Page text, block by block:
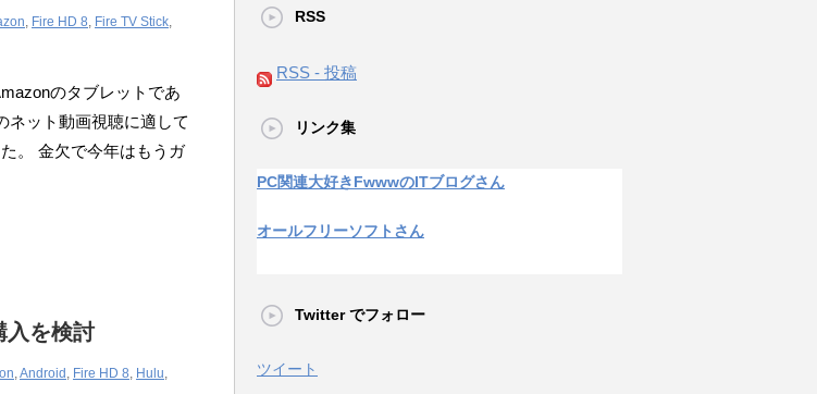
, Fire HD 8, Fire TV Stick,
のタブレットであ
ネット動画視聴に適して
。 金欠で今年はもうガ
入を検討
,Android , Fire HD 8, Hulu,
RSS
RSS - 投稿
リンク集
PC関連大好きFwwwのITブログさん
オールフリーソフトさん
Twitter でフォロー
ツイート